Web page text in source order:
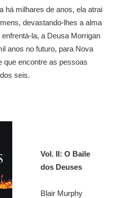
há milhares de anos, ela atrai
devastando-lhes a alma
la, a Deusa Morrigan
anos no futuro, para Nova
que encontre as pessoas
seis.
Vol. II: O Baile
dos Deuses
Blair Murphy